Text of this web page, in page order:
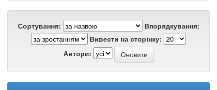
Сортування:
Впорядкування:
Вивести на сторінку:
Автори: